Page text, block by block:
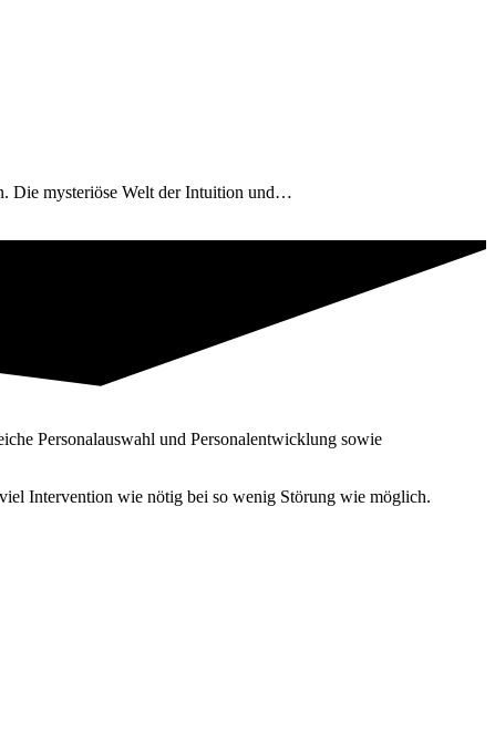
Die mysteriöse Welt der Intuition und…
Personal­auswahl und Personal­entwicklung sowie
Intervention wie nötig bei so wenig Störung wie möglich.